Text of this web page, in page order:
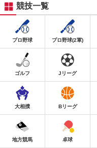
競技一覧
プロ野球 プロ野球(2軍)
ゴルフ Jリーグ
大相撲 Bリーグ
地方競馬 卓球